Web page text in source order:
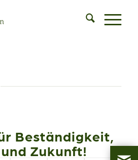
Beständigkeit,
Zukunft!